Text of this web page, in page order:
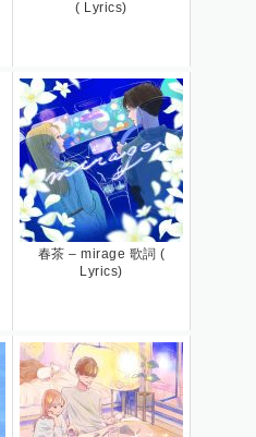
( Lyrics)
春茶 – mirage 歌詞 (
Lyrics)